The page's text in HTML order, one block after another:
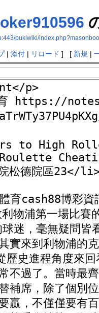
pukiwiki/
| 添付| リロード ] [ 新規 |